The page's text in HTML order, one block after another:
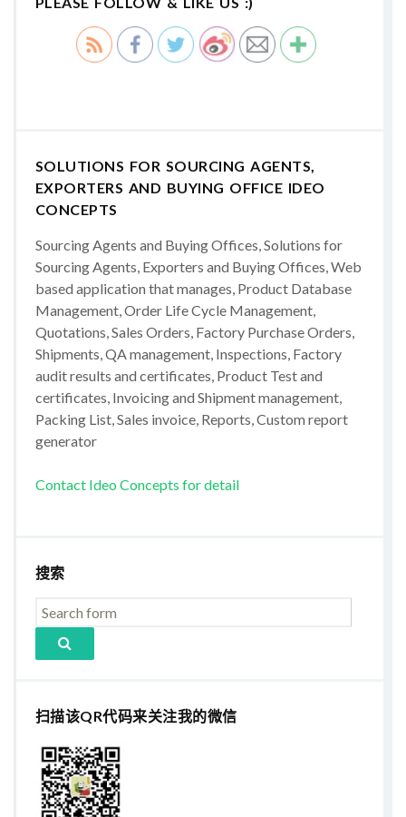
SOLUTIONS FOR SOURCING AGENTS,
EXPORTERS AND BUYING OFFICE IDEO
CONCEPTS
Sourcing Agents and Buying Offices, Solutions for
Sourcing Agents, Exporters and Buying Offices, Web
based application that manages, Product Database
Management, Order Life Cycle Management,
Quotations, Sales Orders, Factory Purchase Orders,
Shipments, QA management, Inspections, Factory
audit results and certificates, Product Test and
certificates, Invoicing and Shipment management,
Packing List, Sales invoice, Reports, Custom report
generator
Contact Ideo Concepts for detail
搜索
扫描该QR代码来关注我的微信